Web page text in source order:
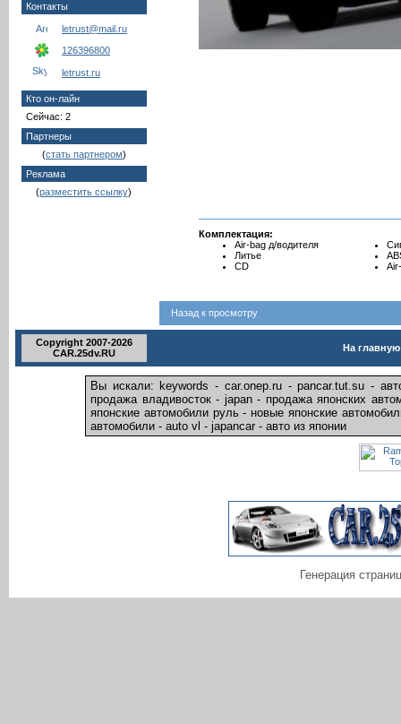
Контакты
letrust@mail.ru
126396800
letrust.ru
Кто он-лайн
Сейчас: 2
Партнеры
(стать партнером)
Реклама
(разместить ссылку)
Комплектация:
Air-bag д/водителя
Литье
CD
Назад к просмотру
Copyright 2007-2026
CAR.25dv.RU
На главную
Вы искали: keywords - car.onep.ru - pancar.tut.su -
продажа владивосток - japan - продажа японских
японские автомобили руль - новые японские
автомобили - auto vl - japancar - авто из японии
Генерация